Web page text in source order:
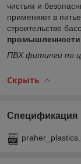
чистым и
применяют в
строительстве
ПВХ фитинги по
Скрыть
Спецификация